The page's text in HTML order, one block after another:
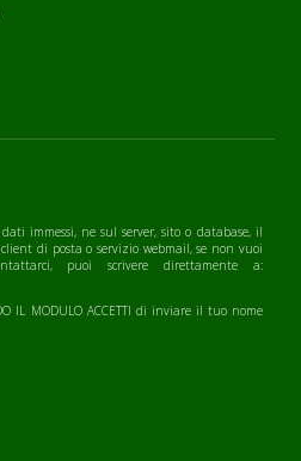
immessi, ne sul server, sito o database, il
di posta o servizio webmail, se non vuoi
puoi scrivere direttamente a:
IL MODULO ACCETTI di inviare il tuo nome